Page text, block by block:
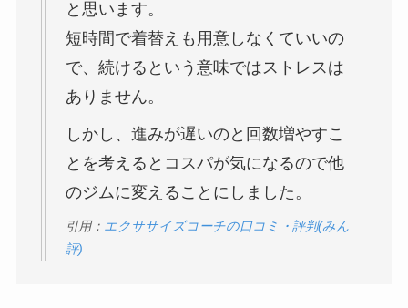
と思います。
短時間で着替えも用意しなくていいの
で、続けるという意味ではストレスは
ありません。
しかし、進みが遅いのと回数増やすこ
とを考えるとコスパが気になるので他
のジムに変えることにしました。
引用： エクササイズコーチの口コミ・評判(みん
評)